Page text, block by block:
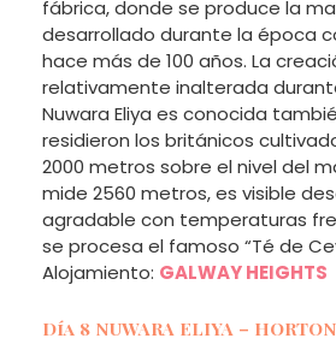
fábrica, donde se produce la
desarrollado durante la época
hace más de 100 años. La
relativamente inalterada
Nuwara Eliya es conocida
residieron los británicos
2000 metros sobre el nivel del
mide 2560 metros, es visible
agradable con temperaturas
se procesa el famoso “Té de
Alojamiento: GALWAY HEIGHTS
Día 8 NUWARA ELIYA –